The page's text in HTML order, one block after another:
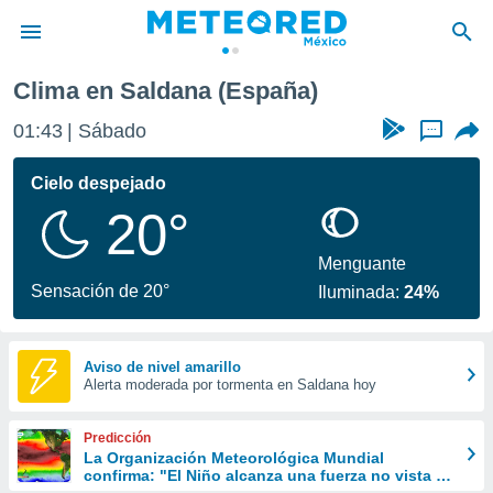
de
ha sido
calidad.
a este
las
y
forma
digital
basada
Clima en Saldana (España)
01:43 Sábado ...
Cielo despejado
20°
Sensación de 20°
Menguante
Iluminada:24%
Aviso de nivel amarillo
Alerta moderada por tormenta en Saldana hoy
Predicción
La Organización Meteorológica Mundial
confirma: "El Niño alcanza una fuerza no vista en